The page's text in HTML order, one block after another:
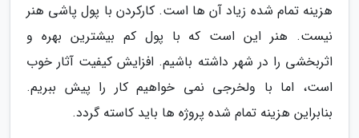
هزینه تمام شده زیاد آن ها است. کارکردن با پول پاشی هنر
نیست. هنر این است که با پول کم بیشترین بهره و
اثربخشی را در شهر داشته باشیم. افزایش کیفیت آثار خوب
است، اما با ولخرجی نمی خواهیم کار را پیش ببریم.
بنابراین هزینه تمام شده پروژه ها باید کاسته گردد.